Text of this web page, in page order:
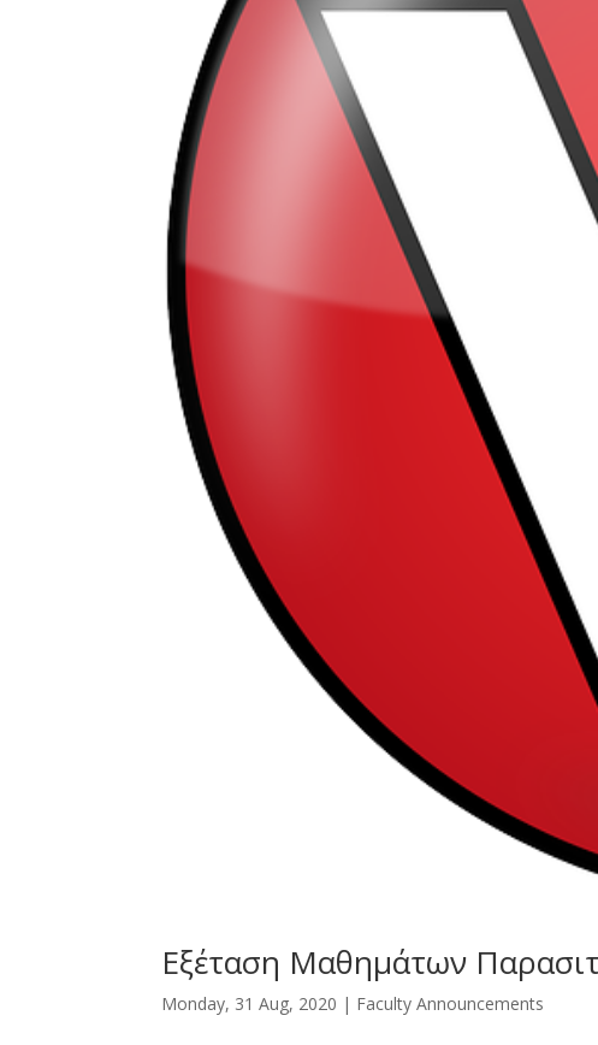
Εξέταση Μαθημάτων
Monday, 31 Aug, 2020 | Faculty Announcements